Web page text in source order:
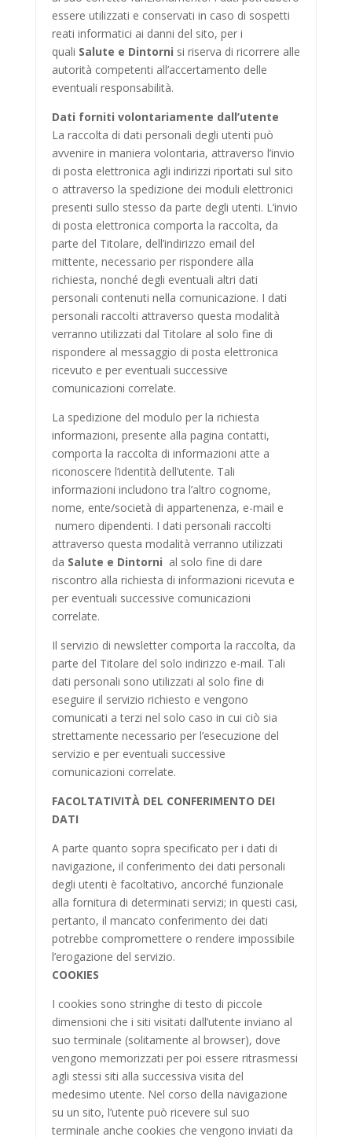
essere utilizzati e conservati in caso di sospetti
reati informatici ai danni del sito, per i
quali Salute e Dintorni si riserva di ricorrere alle
autorità competenti all’accertamento delle
eventuali responsabilità.
Dati forniti volontariamente dall’utente
La raccolta di dati personali degli utenti può
avvenire in maniera volontaria, attraverso l’invio
di posta elettronica agli indirizzi riportati sul sito
o attraverso la spedizione dei moduli elettronici
presenti sullo stesso da parte degli utenti. L’invio
di posta elettronica comporta la raccolta, da
parte del Titolare, dell’indirizzo email del
mittente, necessario per rispondere alla
richiesta, nonché degli eventuali altri dati
personali contenuti nella comunicazione. I dati
personali raccolti attraverso questa modalità
verranno utilizzati dal Titolare al solo fine di
rispondere al messaggio di posta elettronica
ricevuto e per eventuali successive
comunicazioni correlate.
La spedizione del modulo per la richiesta
informazioni, presente alla pagina contatti,
comporta la raccolta di informazioni atte a
riconoscere l’identità dell’utente. Tali
informazioni includono tra l’altro cognome,
nome, ente/società di appartenenza, e-mail e
numero dipendenti. I dati personali raccolti
attraverso questa modalità verranno utilizzati
da Salute e Dintorni al solo fine di dare
riscontro alla richiesta di informazioni ricevuta e
per eventuali successive comunicazioni
correlate.
Il servizio di newsletter comporta la raccolta, da
parte del Titolare del solo indirizzo e-mail. Tali
dati personali sono utilizzati al solo fine di
eseguire il servizio richiesto e vengono
comunicati a terzi nel solo caso in cui ciò sia
strettamente necessario per l’esecuzione del
servizio e per eventuali successive
comunicazioni correlate.
FACOLTATIVITÀ DEL CONFERIMENTO DEI
DATI
A parte quanto sopra specificato per i dati di
navigazione, il conferimento dei dati personali
degli utenti è facoltativo, ancorché funzionale
alla fornitura di determinati servizi; in questi casi,
pertanto, il mancato conferimento dei dati
potrebbe compromettere o rendere impossibile
l’erogazione del servizio.
COOKIES
I cookies sono stringhe di testo di piccole
dimensioni che i siti visitati dall’utente inviano al
suo terminale (solitamente al browser), dove
vengono memorizzati per poi essere ritrasmessi
agli stessi siti alla successiva visita del
medesimo utente. Nel corso della navigazione
su un sito, l’utente può ricevere sul suo
terminale anche cookies che vengono inviati da